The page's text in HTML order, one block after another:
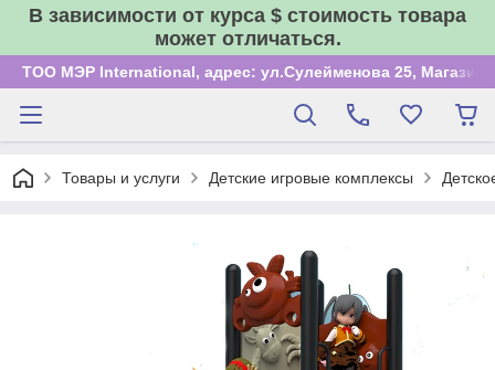
В зависимости от курса $ стоимость товара
может отличаться.
ТОО МЭР International, адрес: ул.Сулейменова 25, Магазин
Товары и услуги Детские игровые комплексы